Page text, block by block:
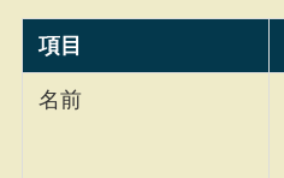
項目
名前